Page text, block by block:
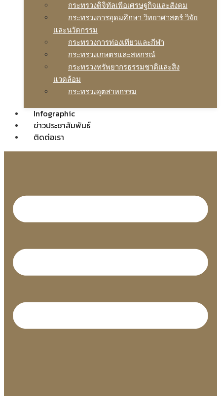
กระทรวงดิจิทัลเพือเศรษฐกิจและสังคม
กระทรวงการอุดมศึกษา วิทยาศาสตร์ วิจัย
และนวัตกรรม
กระทรวงการท่องเทียวและกีฬา
กระทรวงเกษตรและสหกรณ์
กระทรวงทรัพยากรธรรมชาติและสิง
แวดล้อม
กระทรวงอุตสาหกรรม
Infographic
ข่าวประชาสัมพันธ์
ติดต่อเรา